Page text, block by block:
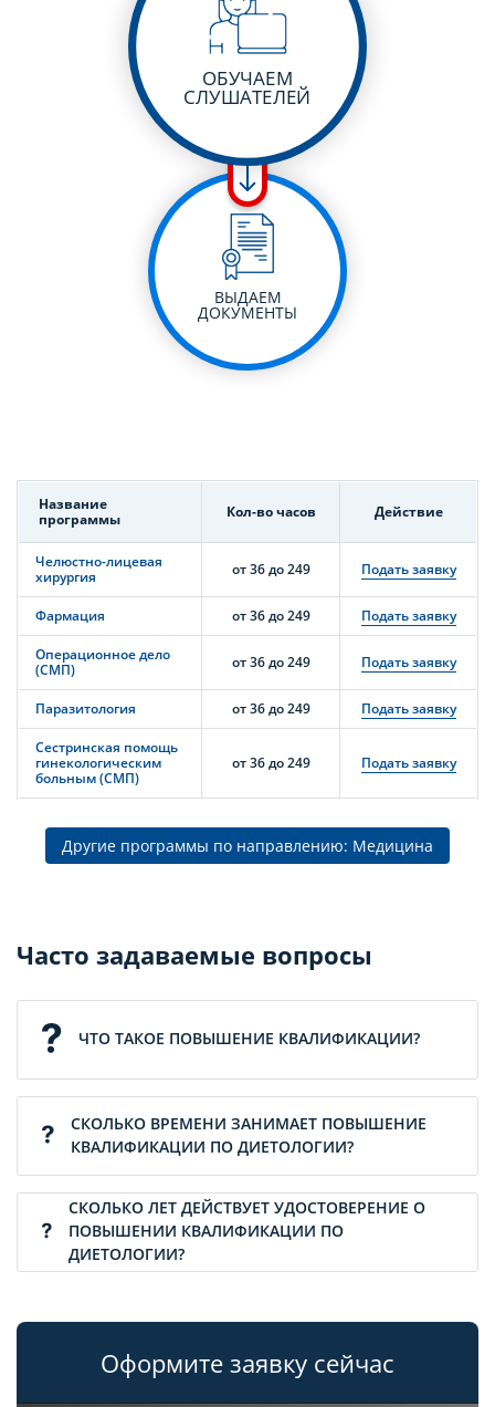
ОБУЧАЕМ
СЛУШАТЕЛЕЙ
ВЫДАЕМ
ДОКУМЕНТЫ
Название
программы
Кол-во часов Действие
Челюстно-лицевая
хирургия
от 36 до 249 Подать заявку
Фармация от 36 до 249 Подать заявку
Операционное дело
(СМП)
от 36 до 249 Подать заявку
Паразитология от 36 до 249 Подать заявку
Сестринская помощь
гинекологическим
больным (СМП)
от 36 до 249 Подать заявку
Другие программы по направлению: Медицина
Часто задаваемые вопросы
ЧТО ТАКОЕ ПОВЫШЕНИЕ КВАЛИФИКАЦИИ?
СКОЛЬКО ВРЕМЕНИ ЗАНИМАЕТ ПОВЫШЕНИЕ
КВАЛИФИКАЦИИ ПО ДИЕТОЛОГИИ?
СКОЛЬКО ЛЕТ ДЕЙСТВУЕТ УДОСТОВЕРЕНИЕ О
ПОВЫШЕНИИ КВАЛИФИКАЦИИ ПО
ДИЕТОЛОГИИ?
Оформите заявку сейчас